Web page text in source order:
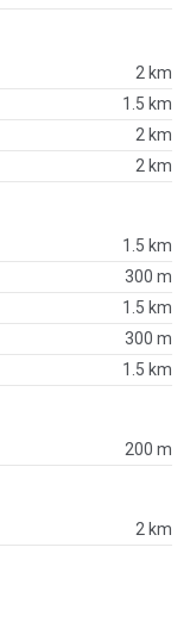
2 km
1.5 km
2 km
2 km
1.5 km
300 m
1.5 km
300 m
1.5 km
200 m
2 km